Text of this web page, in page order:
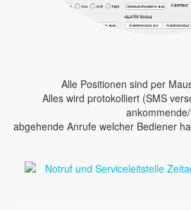
Alle Positionen sind per
Alles wird protokolliert (SMS
ankommende/
abgehende Anrufe welcher Bediener